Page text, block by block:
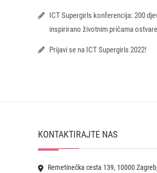
ICT Supergirls konferencija: 200
inspirirano životnim pričama
Prijavi se na ICT Supergirls 2022!
KONTAKTIRAJTE NAS
Remetinečka cesta 139, 10000